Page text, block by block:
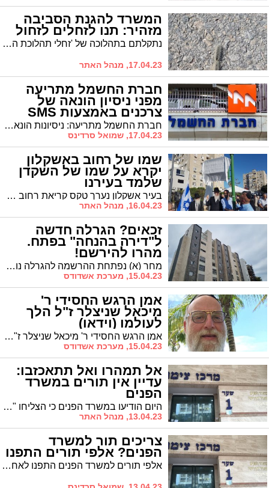
המשרד להגנת הסביבה
מזהיר: תנו לזחלים לזחול
נתקלתם בתהלוכה של 'זחלי תהלוכת האורן'? אל תפריעו להם. מגע בזחלים עשוי לגרום לפיזור שערות שיכולים לגרום לפגיעה ולצריבה. פשוט, תנו להם לזחול!
17.04.23, מנהל האתר
חברת החשמל מתריעה
מפני ניסיון הונאה של
צרכנים באמצעות SMS
חברת החשמל מתריעה: ניסיונות הונאת הלקוחות נמשכים והפעם מסרונים הקוראים ללקוחות לשלם את חשבון החשמל על מנת להימנע מהגבלה בחשמל
17.04.23, שמואל סרדינס
שמו של רחוב באשקלון
יקרא על שמו של השקדן
שלמד בעירנו
בעיר אשקלון נערך טקס קריאת רחוב ע"ש הרב מאיר רווח זצ"ל בשכונת 'שמשון' * הרב רווח למד במשך שנים רבות בעירנו בכולל הסמכה לרבנות
16.04.23, מנהל האתר
זכאים? הגרלה חדשה
ל"דירה בהנחה" בפתח.
מהרו להירשם!
מחר (א) נפתחת ההרשמה להגרלה נוספת של "דירה בהנחה". בין היתר יוצעו דירות בעיר
15.04.23, מערכת אשדודס
אמן הרגש החסידי ר'
מיכאל שניצלר ז"ל הלך
לעולמו (וידאו)
אמן הרגש החסידי ר' מיכאל שניצלר ז"ל הלך לעולמו בערב שבת בארה"ב בגיל 62 * מאחוריו עשרות שנים של עשייה מוסיקלית ואינספור להיטים שהצליחו לגעת בלב המגזר החרדי
15.04.23, מערכת אשדודס
אל תמהרו ואל תתאכזבו:
עדיין אין תורים במשרד
הפנים
היום הודיעו במשרד הפנים כי הצליחו "להשתלט על בוטים" שחילקו תורים וכך מצאו תורים פנויים. הבעיה שבדקנו, ומצאנו שאין תורים. אולי באמת ניתן לבוטים להסדיר לנו תורים?
13.04.23, מנהל האתר
צריכים תור למשרד
הפנים? אלפי תורים התפנו
אלפי תורים למשרד הפנים התפנו לאחר שרשות האוכלוסין וההגירה הביאה לביטולם של תורים שנמכרו לכאורה לאזרחים